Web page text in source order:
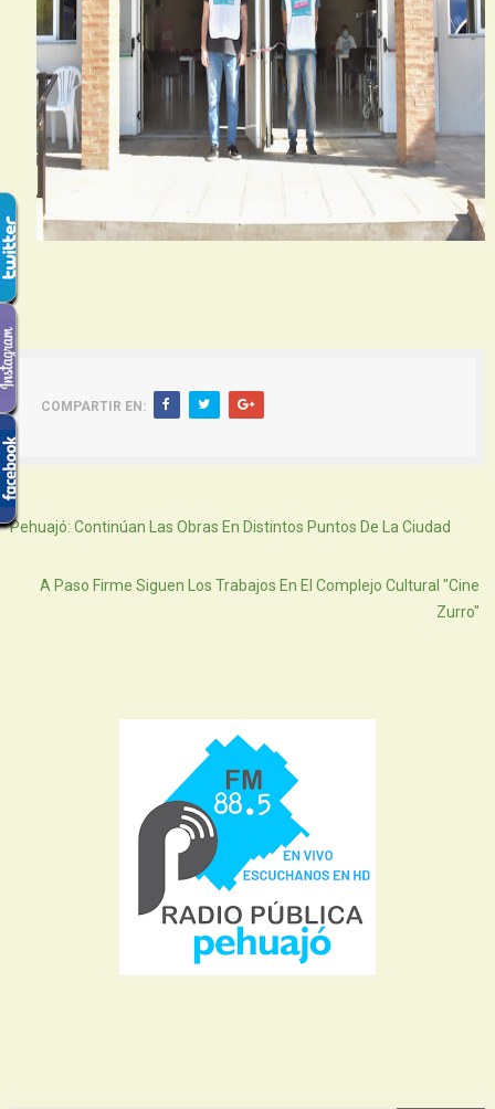
COMPARTIR EN:
Siguiente
Pehuajó: Continúan Las Obras En Distintos Puntos De La Ciudad
A Paso Firme Siguen Los Trabajos En El Complejo Cultural "Cine
Zurro"